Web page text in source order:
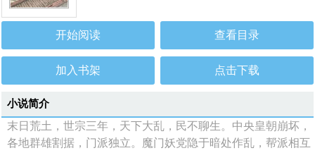
开始阅读 查看目录
加入书架 点击下载
小说简介
末日荒土，世宗三年，天下大乱，民不聊生。中央皇朝崩坏，
各地群雄割据，门派独立。魔门妖党隐于暗处作乱，帮派相互